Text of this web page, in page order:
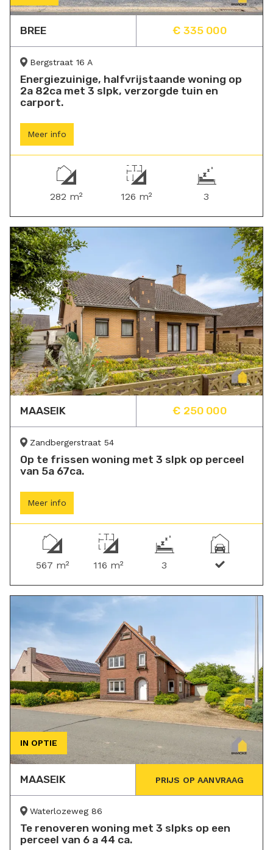
BREE € 335 000
Bergstraat 16 A
Energiezuinige, halfvrijstaande woning op
2a 82ca met 3 slpk, verzorgde tuin en
carport.
Meer info
282 m² 126 m² 3
MAASEIK € 250 000
Zandbergerstraat 54
Op te frissen woning met 3 slpk op perceel
van 5a 67ca.
Meer info
567 m² 116 m² 3
IN OPTIE
MAASEIK PRIJS OP AANVRAAG
Waterlozeweg 86
Te renoveren woning met 3 slpks op een
perceel van 6 a 44 ca.